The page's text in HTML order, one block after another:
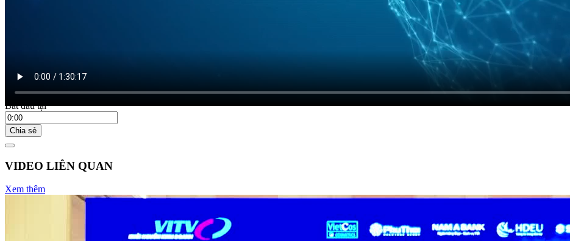
Bắt đầu tại
Chia sẻ
VIDEO LIÊN QUAN
Xem thêm